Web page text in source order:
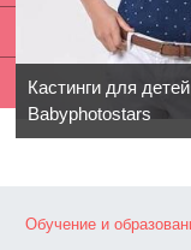
Кастинги для
Babyphotostars
Обучение и